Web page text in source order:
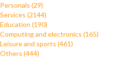
Personals (29)
Services (2144)
Education (190)
Computing and electronics (165)
Leisure and sports (461)
Others (444)